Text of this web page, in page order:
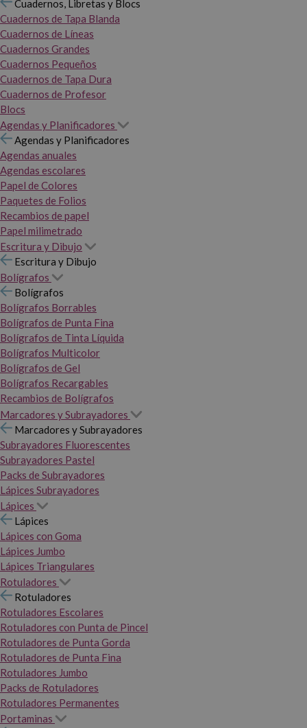
Cuadernos, Libretas y Blocs
Cuadernos de Tapa Blanda
Cuadernos de Líneas
Cuadernos Grandes
Cuadernos Pequeños
Cuadernos de Tapa Dura
Cuadernos de Profesor
Blocs
Agendas y Planificadores
Agendas y Planificadores
Agendas anuales
Agendas escolares
Papel de Colores
Paquetes de Folios
Recambios de papel
Papel milimetrado
Escritura y Dibujo
Escritura y Dibujo
Bolígrafos
Bolígrafos
Bolígrafos Borrables
Bolígrafos de Punta Fina
Bolígrafos de Tinta Líquida
Bolígrafos Multicolor
Bolígrafos de Gel
Bolígrafos Recargables
Recambios de Bolígrafos
Marcadores y Subrayadores
Marcadores y Subrayadores
Subrayadores Fluorescentes
Subrayadores Pastel
Packs de Subrayadores
Lápices Subrayadores
Lápices
Lápices
Lápices con Goma
Lápices Jumbo
Lápices Triangulares
Rotuladores
Rotuladores
Rotuladores Escolares
Rotuladores con Punta de Pincel
Rotuladores de Punta Gorda
Rotuladores de Punta Fina
Rotuladores Jumbo
Packs de Rotuladores
Rotuladores Permanentes
Portaminas